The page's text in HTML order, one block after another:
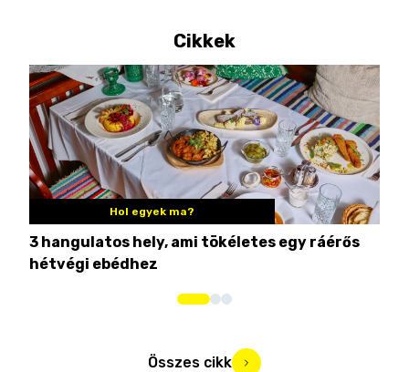
Cikkek
Hol egyek ma?
3 hangulatos hely, ami tökéletes egy ráérős
hétvégi ebédhez
Összes cikk